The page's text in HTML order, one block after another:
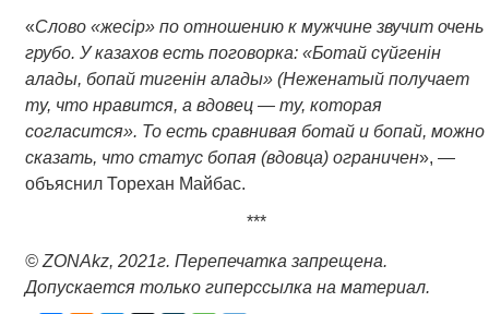
«Слово «жесір» по отношению к мужчине звучит очень
грубо. У казахов есть поговорка: «Ботай сүйгенін
алады, бопай тигенін алады» (Неженатый получает
ту, что нравится, а вдовец — ту, которая
согласится». То есть сравнивая ботай и бопай, можно
сказать, что статус бопая (вдовца) ограничен», —
объяснил Торехан Майбас.
***
© ZONAkz, 2021г. Перепечатка запрещена.
Допускается только гиперссылка на материал.